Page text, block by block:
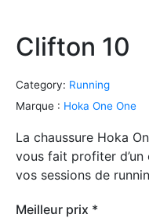
Clifton 10
Category: Running
Marque : Hoka One One
La chaussure Hoka
vous fait profiter
vos sessions de
Meilleur prix *